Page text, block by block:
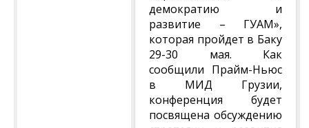
демократию и
развитие – ГУАМ»,
которая пройдет в Баку
29-30 мая. Как
сообщили Прайм-Ньюс
в МИД Грузии,
конференция будет
посвящена обсуждению